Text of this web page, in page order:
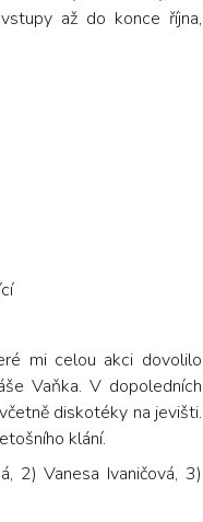
až do konce října,
mi celou akci dovolilo
Vaňka. V dopoledních
diskotéky na jevišti.
klání.
2) Vanesa Ivaničová, 3)